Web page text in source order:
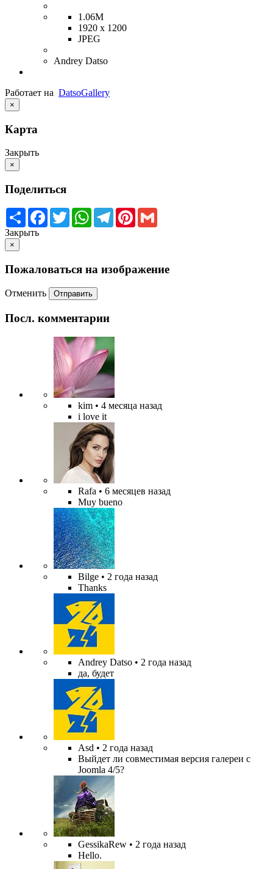
1.06M
1920 x 1200
JPEG
Andrey Datso
Работает на DatsoGallery
×
Карта
Закрыть
×
Поделиться
Share Facebook
TwitterWhatsApp
TelegramPinterest
Закрыть
×
Пожаловаться на изображение
Отменить Отправить
Посл. комментарии
kim • 4 месяца назад
i love it
Rafa • 6 месяцев назад
Muy bueno
Bilge • 2 года назад
Thanks
Andrey Datso • 2 года назад
да, будет
Asd • 2 года назад
Выйдет ли совместимая версия галереи с
Joomla 4/5?
GessikaRew • 2 года назад
Hello.